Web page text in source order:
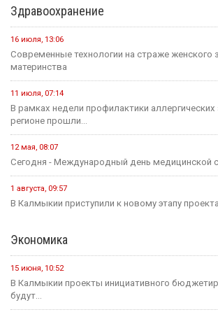
Здравоохранение
16 июля, 13:06
Современные технологии на страже женского
материнства
11 июля, 07:14
В рамках недели профилактики аллергических
регионе прошли...
12 мая, 08:07
Сегодня - Международный день медицинской
1 августа, 09:57
В Калмыкии приступили к новому этапу
Экономика
15 июня, 10:52
В Калмыкии проекты инициативного
будут...